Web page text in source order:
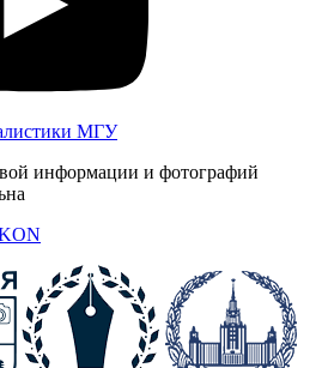
МГУ
информации и фотографий